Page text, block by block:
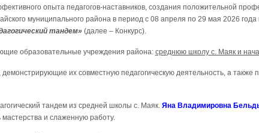
опыта педагогов-наставников, создания положительной
муниципального района в период с 08 апреля по 29 мая 2026 года
тандем»(далее – Конкурс).
образовательные учреждения района: среднюю школу с. Маяк и
их совместную педагогическую деятельность, а также
тандем из средней школы с. Маяк. Яна Владимировна
и слаженную работу.